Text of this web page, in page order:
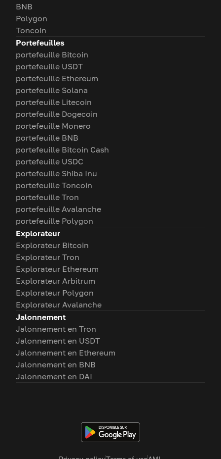
BNB
Polygon
Toncoin
Portefeuilles
portefeuille Bitcoin
portefeuille USDT
portefeuille Ethereum
portefeuille Solana
portefeuille Litecoin
portefeuille Dogecoin
portefeuille Monero
portefeuille BNB
portefeuille Bitcoin Cash
portefeuille USDC
portefeuille Shiba Inu
portefeuille Toncoin
portefeuille Tron
portefeuille Avalanche
portefeuille Polygon
Explorateur
Explorateur Bitcoin
Explorateur Tron
Explorateur Ethereum
Explorateur Arbitrum
Explorateur Polygon
Explorateur Avalanche
Jalonnement
Jalonnement en Tron
Jalonnement en USDT
Jalonnement en Ethereum
Jalonnement en BNB
Jalonnement en DAI